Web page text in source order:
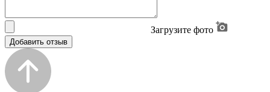
Загрузите фото
Добавить отзыв